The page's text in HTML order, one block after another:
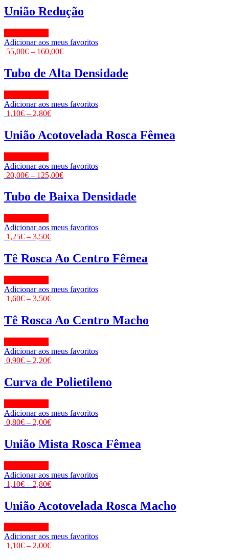
União Redução
Adicionar aos meus favoritos
55,00€ – 160,00€
Tubo de Alta Densidade
Adicionar aos meus favoritos
1,10€ – 2,80€
União Acotovelada Rosca Fêmea
Adicionar aos meus favoritos
20,00€ – 125,00€
Tubo de Baixa Densidade
Adicionar aos meus favoritos
1,25€ – 3,50€
Tê Rosca Ao Centro Fêmea
Adicionar aos meus favoritos
1,60€ – 3,50€
Tê Rosca Ao Centro Macho
Adicionar aos meus favoritos
0,90€ – 2,20€
Curva de Polietileno
Adicionar aos meus favoritos
0,80€ – 2,00€
União Mista Rosca Fêmea
Adicionar aos meus favoritos
1,10€ – 2,80€
União Acotovelada Rosca Macho
Adicionar aos meus favoritos
1,10€ – 2,00€